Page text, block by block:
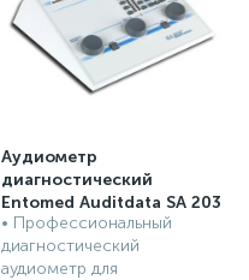
Аудиометр
диагностический
Entomed Auditdata SA 203
ЛОР оборудование,
инструменты
• Профессиональный
диагностический
аудиометр для